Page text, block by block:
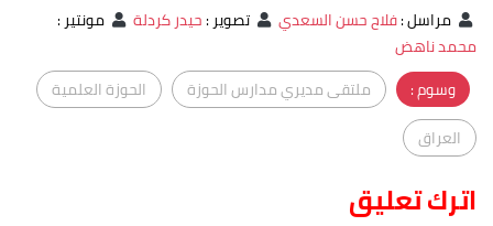
مراسل:فلاح حسن السعدي تصوير:حيدر كردلة مونتير:
محمد ناهض
وسوم :
ملتقى مديري مدارس الحوزة
الحوزة العلمية
العراق
اترك تعليق